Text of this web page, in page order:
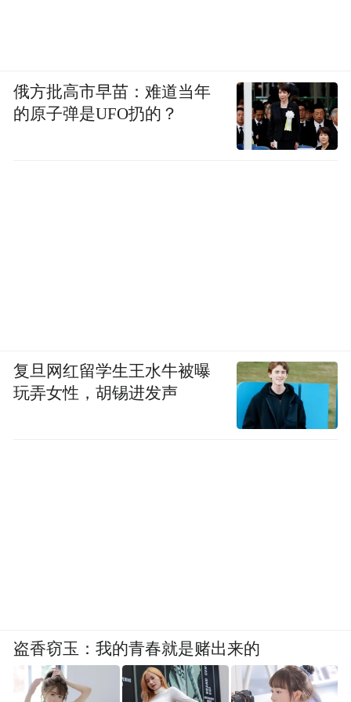
俄方批高市早苗：难道当年
的原子弹是UFO扔的？
复旦网红留学生王水牛被曝
玩弄女性，胡锡进发声
盗香窃玉：我的青春就是赌出来的